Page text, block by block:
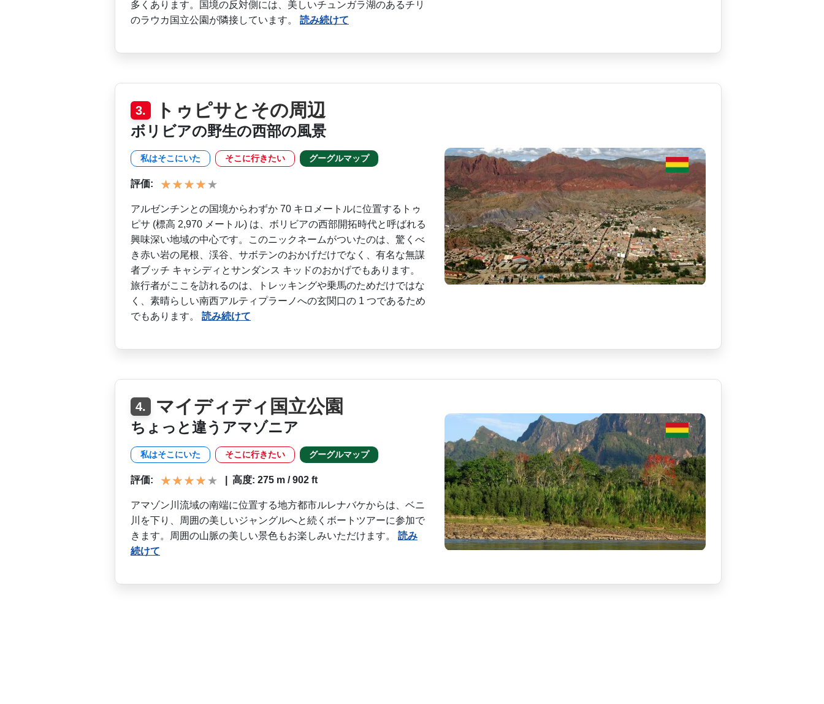
多く­あります。国境の反対側には、美しいチュンガラ湖の­あるチリ
のラウカ国立公園が隣接しています。 読み続けて
3. トゥピサとその周辺
ボリビアの野生の西部の風景
私はそこにいた そこに行きたい グーグルマップ
評価:
アルゼンチンとの国境からわずか 70 キロメートルに位置するトゥ
ピサ (標高 2,970 メートル) は、ボリビアの西部開拓時代­と呼ばれる
興味深い地域の中心です。このニックネー­ムがついたのは、驚くべ
き赤い岩の尾根、渓谷、サボ­テンのおかげだけでなく、有名な無謀
者ブッチ キャシディとサンダンス キッドのおかげでもあります­。
旅行者がここを訪れるのは、トレッキングや乗馬の­ためだけではな
く、素晴らしい南西アルティプラーノ­への玄関口の 1 つであるため
でもあります。 読み続けて
4. マイディディ国立公園
ちょっと違うアマゾニア
私はそこにいた そこに行きたい グーグルマップ
評価: 高度: 275 m / 902 ft
アマゾン川流域の南端に位置­する地方都市ルレナバケからは、ベニ
川を下り、周囲­の美しいジャングルへと続くボートツアーに参加で
き­ます。周囲の山脈の美しい景色もお楽しみいただけま­す。 読み
続けて